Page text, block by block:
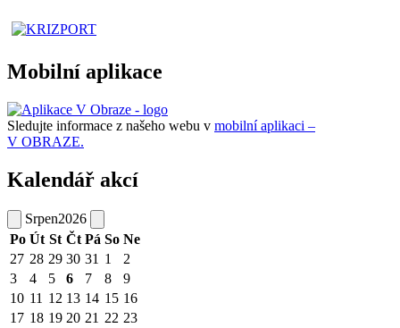
Mobilní aplikace
Sledujte informace z našeho webu v mobilní aplikaci –
V OBRAZE.
Kalendář akcí
Srpen2026
Po Út St Čt Pá So Ne
27 28 29 30 31 1
2
3
4 5 6 7 8
9
10 11 12 13 14 15 16
17 18 19 20 21 22 23